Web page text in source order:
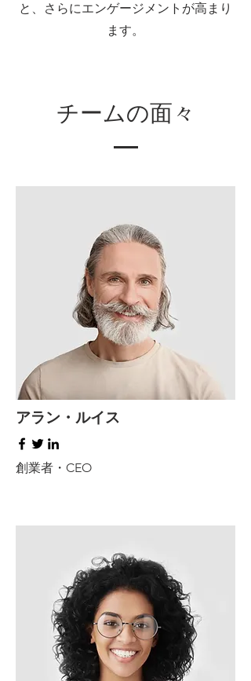
と、さらにエンゲージメントが高まり
ます。
チームの面々
アラン・ルイス
創業者・CEO